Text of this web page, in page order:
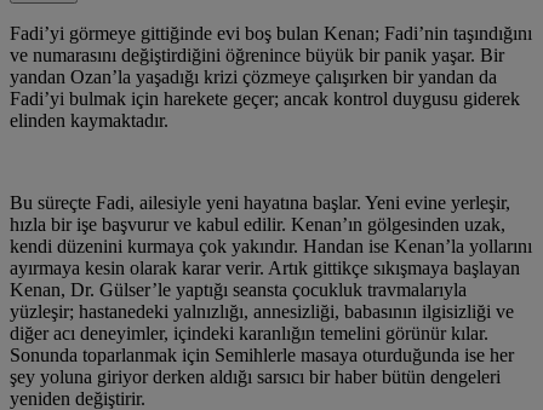
Fadi’yi görmeye gittiğinde evi boş bulan Kenan; Fadi’nin taşındığını
ve numarasını değiştirdiğini öğrenince büyük bir panik yaşar. Bir
yandan Ozan’la yaşadığı krizi çözmeye çalışırken bir yandan da
Fadi’yi bulmak için harekete geçer; ancak kontrol duygusu giderek
elinden kaymaktadır.
Bu süreçte Fadi, ailesiyle yeni hayatına başlar. Yeni evine yerleşir,
hızla bir işe başvurur ve kabul edilir. Kenan’ın gölgesinden uzak,
kendi düzenini kurmaya çok yakındır. Handan ise Kenan’la yollarını
ayırmaya kesin olarak karar verir. Artık gittikçe sıkışmaya başlayan
Kenan, Dr. Gülser’le yaptığı seansta çocukluk travmalarıyla
yüzleşir; hastanedeki yalnızlığı, annesizliği, babasının ilgisizliği ve
diğer acı deneyimler, içindeki karanlığın temelini görünür kılar.
Sonunda toparlanmak için Semihlerle masaya oturduğunda ise her
şey yoluna giriyor derken aldığı sarsıcı bir haber bütün dengeleri
yeniden değiştirir.